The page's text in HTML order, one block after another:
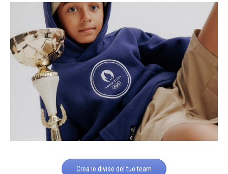
Crea le divise del tuo team